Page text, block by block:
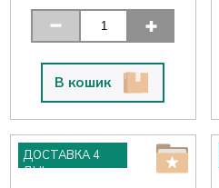
В кошик
ДОСТАВКА 4
ДНІ